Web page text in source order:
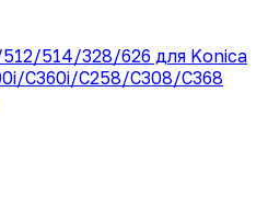
514/328/626 для Konica
C360i/C258/C308/C368